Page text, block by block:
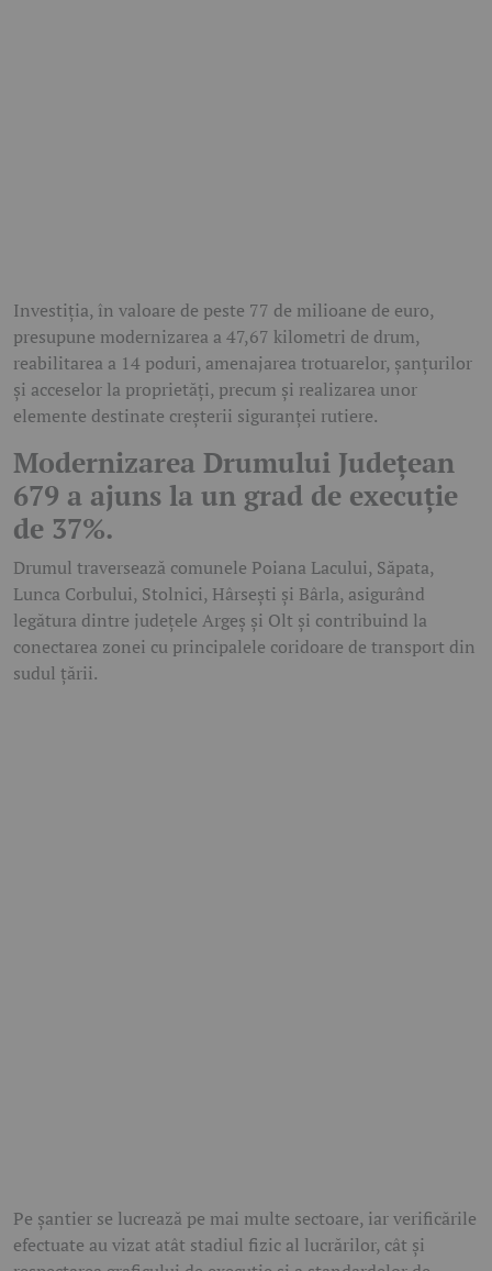
Investiția, în valoare de peste 77 de milioane de euro,
presupune modernizarea a 47,67 kilometri de drum,
reabilitarea a 14 poduri, amenajarea trotuarelor, șanțurilor
și acceselor la proprietăți, precum și realizarea unor
elemente destinate creșterii siguranței rutiere.
Modernizarea Drumului Județean
679 a ajuns la un grad de execuție
de 37%.
Drumul traversează comunele Poiana Lacului, Săpata,
Lunca Corbului, Stolnici, Hârsești și Bârla, asigurând
legătura dintre județele Argeș și Olt și contribuind la
conectarea zonei cu principalele coridoare de transport din
sudul țării.
Pe șantier se lucrează pe mai multe sectoare, iar verificările
efectuate au vizat atât stadiul fizic al lucrărilor, cât și